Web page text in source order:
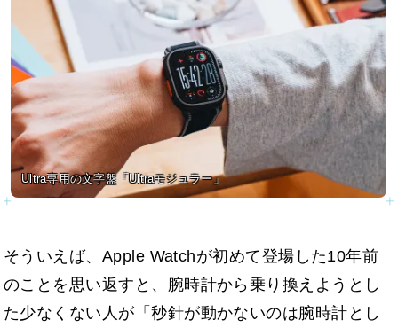
Ultra専用の文字盤「Ultraモジュラー」
そういえば、Apple Watchが初めて登場した10年前
のことを思い返すと、腕時計から乗り換えようとし
た少なくない人が「秒針が動かないのは腕時計とし